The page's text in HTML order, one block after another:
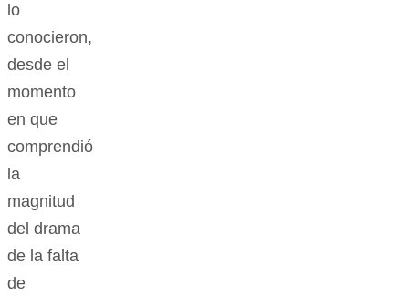
lo
conocieron,
desde el
momento
en que
comprendió
la
magnitud
del drama
de la falta
de